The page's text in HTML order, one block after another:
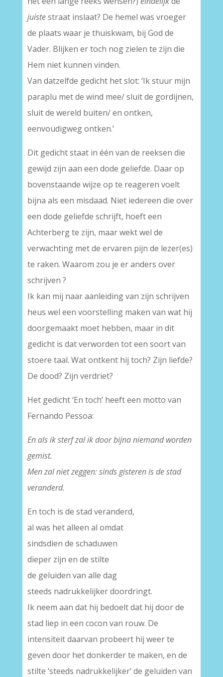
juistestraat inslaat? De hemel was vroeger
de plaats waar je thuiskwam, bij God de
Vader. Blijken er toch nog zielen te zijn die
Hem niet kunnen vinden.
Van datzelfde gedicht het slot: ‘Ik stuur mijn
paraplu met de wind mee/ sluit de gordijnen,
sluit de wereld buiten/ en ontken,
eenvoudigweg ontken.’
Dit gedicht staat in één van de reeksen die
gewijd zijn aan een dode geliefde. Daar op
bovenstaande wijze op te reageren voelt
bijna als een misdaad. Niet iedereen die over
een dode geliefde schrijft, hoeft een
Achterberg te zijn, maar wekt wel de
verwachting met de ervaren pijn de lezer(es)
te raken. Waarom zou je er anders over
schrijven ?
Ik kan mij naar aanleiding van zijn schrijven
heus wel een voorstelling maken van wat hij
doorgemaakt moet hebben, maar in dit
gedicht is dat verworden tot een soort van
stoere taal. Wat ontkent hij toch? Zijn liefde?
De dood? Zijn verdriet?
Het gedicht ‘En toch’ heeft een motto van
Fernando Pessoa:
En als ik sterf zal ik door bijna niemand worden
gemist.
Men zal niet zeggen: sinds gisteren is de stad
veranderd.
En toch is de stad veranderd,
al was het alleen al omdat
sindsdien de schaduwen
dieper zijn en de stilte
de geluiden van alle dag
steeds nadrukkelijker doordringt.
Ik neem aan dat hij bedoelt dat hij door de
stad liep in een cocon van rouw. De
intensiteit daarvan probeert hij weer te
geven door het donkerder te maken, en de
stilte ‘steeds nadrukkelijker’ de geluiden van